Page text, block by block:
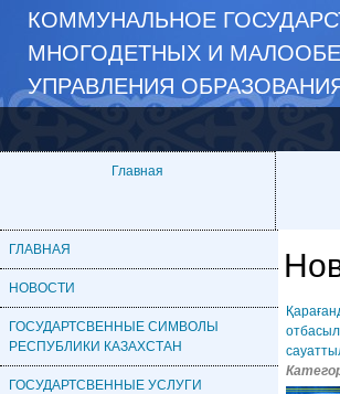
​КОММУНАЛЬНОЕ
МНОГОДЕТНЫХ И
УПРАВЛЕНИЯ
Главная
ГЛАВНАЯ
НОВОСТИ
ГОСУДАРТСВЕННЫЕ СИМВОЛЫ
РЕСПУБЛИКИ КАЗАХСТАН
ГОСУДАРТСВЕННЫЕ УСЛУГИ